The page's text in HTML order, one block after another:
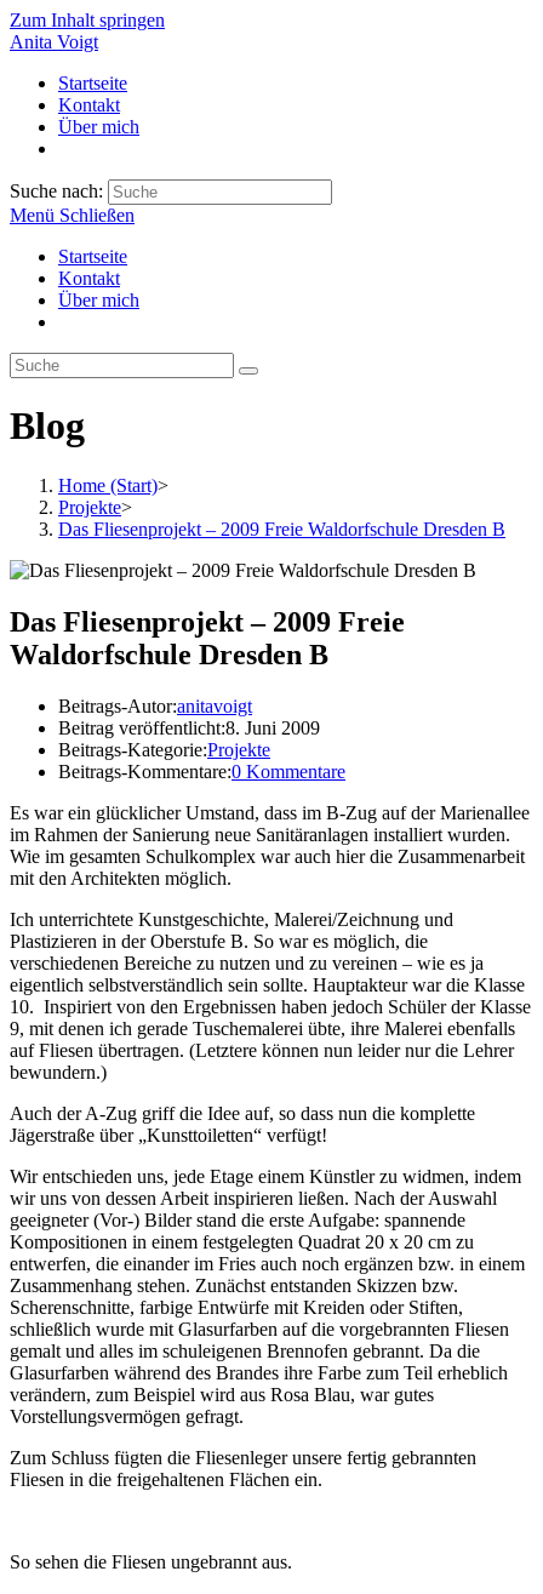
Zum Inhalt springen
Anita Voigt
Startseite
Kontakt
Über mich
Suche nach:
Menü Schließen
Startseite
Kontakt
Über mich
Blog
Home (Start)>
Projekte>
Das Fliesenprojekt – 2009 Freie Waldorfschule Dresden B
Das Fliesenprojekt – 2009 Freie
Waldorfschule Dresden B
Beitrags-Autor:anitavoigt
Beitrag veröffentlicht:8. Juni 2009
Beitrags-Kategorie:Projekte
Beitrags-Kommentare:0 Kommentare
Es war ein glücklicher Umstand, dass im B-Zug auf der Marienallee
im Rahmen der Sanierung neue Sanitäranlagen installiert wurden.
Wie im gesamten Schulkomplex war auch hier die Zusammenarbeit
mit den Architekten möglich.
Ich unterrichtete Kunstgeschichte, Malerei/Zeichnung und
Plastizieren in der Oberstufe B. So war es möglich, die
verschiedenen Bereiche zu nutzen und zu vereinen – wie es ja
eigentlich selbstverständlich sein sollte. Hauptakteur war die Klasse
10. Inspiriert von den Ergebnissen haben jedoch Schüler der Klasse
9, mit denen ich gerade Tuschemalerei übte, ihre Malerei ebenfalls
auf Fliesen übertragen. (Letztere können nun leider nur die Lehrer
bewundern.)
Auch der A-Zug griff die Idee auf, so dass nun die komplette
Jägerstraße über „Kunsttoiletten“ verfügt!
Wir entschieden uns, jede Etage einem Künstler zu widmen, indem
wir uns von dessen Arbeit inspirieren ließen. Nach der Auswahl
geeigneter (Vor-) Bilder stand die erste Aufgabe: spannende
Kompositionen in einem festgelegten Quadrat 20 x 20 cm zu
entwerfen, die einander im Fries auch noch ergänzen bzw. in einem
Zusammenhang stehen. Zunächst entstanden Skizzen bzw.
Scherenschnitte, farbige Entwürfe mit Kreiden oder Stiften,
schließlich wurde mit Glasurfarben auf die vorgebrannten Fliesen
gemalt und alles im schuleigenen Brennofen gebrannt. Da die
Glasurfarben während des Brandes ihre Farbe zum Teil erheblich
verändern, zum Beispiel wird aus Rosa Blau, war gutes
Vorstellungsvermögen gefragt.
Zum Schluss fügten die Fliesenleger unsere fertig gebrannten
Fliesen in die freigehaltenen Flächen ein.
So sehen die Fliesen ungebrannt aus.